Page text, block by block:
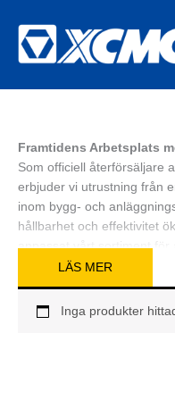
innehåll
Framtidens Arbetsplats
Som officiell återförsäljare
erbjuder vi utrustning från
inom bygg- och
hållbarhet och effektivitet
anpassat vårt sortiment för
redan idag. Vår kategori för
spjutspetsen inom modern
XCMG:s beprövade
LÄS MER
Inga produkter